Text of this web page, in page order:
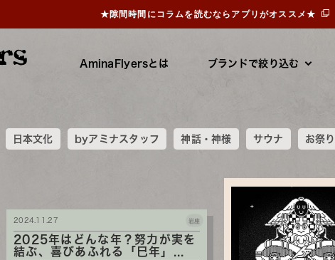
AminaFlyersとは ブランドで絞り込む
日本文化 byアミナスタッフ 神話・神様 サウナ お祭
★隙間時間にコラムを読むならアプリがオススメ★
2025年はどんな年？努力が実を
結ぶ、喜びあふれる「巳年」...
2024.11.27 岩座